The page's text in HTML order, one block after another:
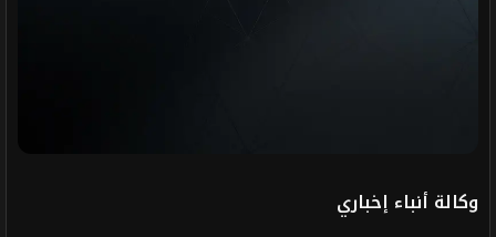
وكالة أنباء إخباري